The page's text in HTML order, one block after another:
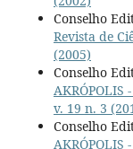
Conselho
Revista de
(2005)
Conselho
AKRÓPOLIS
v. 19 n. 3
Conselho
AKRÓPOLIS